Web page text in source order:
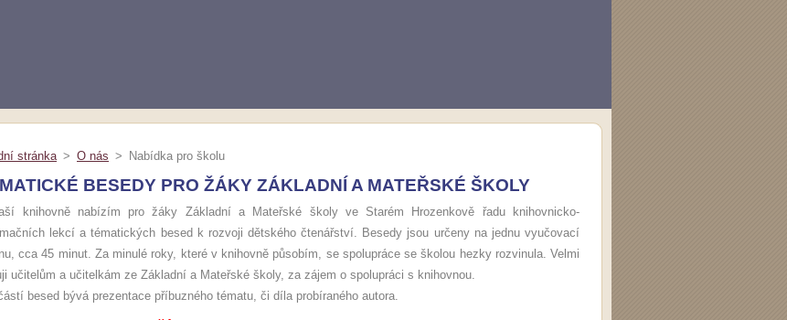
stránka > O nás > Nabídka pro školu
BESEDY PRO ŽÁKY ZÁKLADNÍ A MATEŘSKÉ ŠKOLY
knihovně nabízím pro žáky Základní a Mateřské školy ve Starém Hrozenkově řadu knihovnicko-
lekcí a tématických besed k rozvoji dětského čtenářství. Besedy jsou určeny na jednu vyučovací
cca 45 minut. Za minulé roky, které v knihovně působím, se spolupráce se školou hezky rozvinula. Velmi
učitelům a učitelkám ze Základní a Mateřské školy, za zájem o spolupráci s knihovnou.
besed bývá prezentace příbuzného tématu, či díla probíraného autora.